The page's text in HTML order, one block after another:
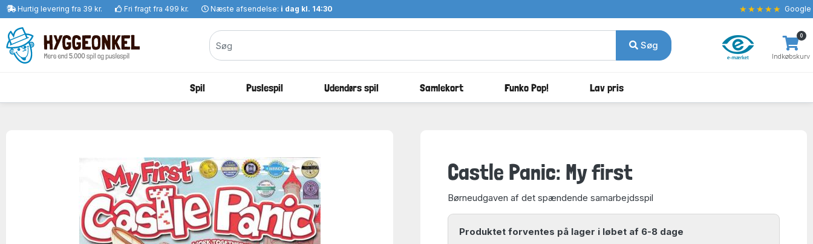
Hurtig levering fra 39 kr. Fri fragt fra 499 kr. Næste afsendelse: i dag kl. 14:30 ★★★★★ Google
Søg
Indkøbskurv
0
Spil Puslespil Udendørs spil Samlekort Funko Pop! Lav pris
Castle Panic: My first
Børneudgaven af det spændende samarbejdsspil
Produktet forventes på lager i løbet af 6-8 dage